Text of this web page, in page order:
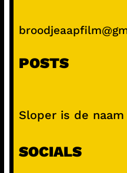
POSTS
Sloper is de naam
SOCIALS